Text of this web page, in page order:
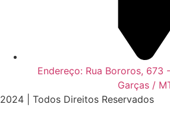
Endereço: Rua Bororos, 673
Garças /
2024 | Todos Direitos Reservados